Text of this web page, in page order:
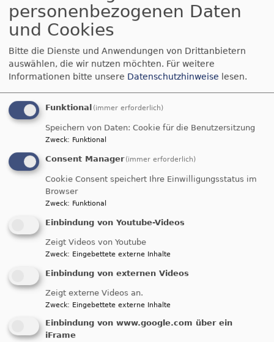
Der unter Denkmalschutz stehende Sakralbau
wurde nach den Plänen des Nürnberger
Architekten Hans Pittroff von 1929 bis 1932
erbaut und 1931 eingeweiht. Pittroff kombinierte
personenbezogenen Daten
und Cookies
Bitte die Dienste und Anwendungen von Drittanbietern
auswählen, die wir nutzen möchten. Für weitere
Informationen bitte unsere Datenschutzhinweise lesen.
Funktional (immer erforderlich)
Speichern von Daten: Cookie für die Benutzersitzung
Zweck: Funktional
Consent Manager (immer erforderlich)
Cookie Consent speichert Ihre Einwilligungsstatus im
Browser
Zweck: Funktional
Einbindung von Youtube-Videos
Zeigt Videos von Youtube
Zweck: Eingebettete externe Inhalte
Einbindung von externen Videos
Zeigt externe Videos an.
Zweck: Eingebettete externe Inhalte
Einbindung von www.google.com über ein
iFrame